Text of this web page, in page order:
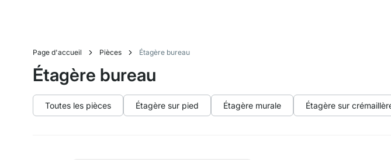
Page d'accueil Pièces Étagère bureau
Étagère bureau
Toutes les pièces Étagère sur pied Étagère murale Étagère sur